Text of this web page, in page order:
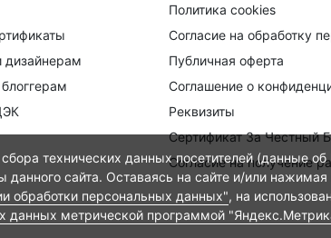
дизайнерам
Политика cookies
Согласие на обработку
Публичная оферта
Соглашение о
Реквизиты
Сертификат За Честный
Согласие на получение
технических данных посетителей (данные об
сайта. Оставаясь на сайте и/или нажимая
обработки персональных данных", на
данных метрической программой